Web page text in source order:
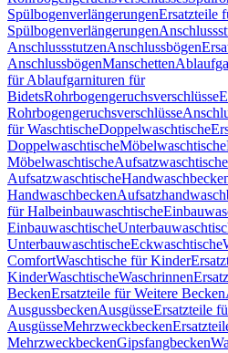
SpülbogenverlängerungenErsatzteile
Spülbogenverlängerungen
AnschlussstutzenAnschlussbögen
AnschlussbögenManschetten
für Ablaufgarnituren für
BidetsRohrbogengeruchsverschlüsse
Rohrbogengeruchsverschlüsse
für WaschtischeDoppelwaschtische
DoppelwaschtischeMöbelwaschtische
MöbelwaschtischeAufsatzwaschtische
Aufsatzwaschtische
Handwaschbecken
für Halbeinbauwaschtische
Einbauwaschtische
UnterbauwaschtischeEckwaschtische
ComfortWaschtische für Kinder
KinderWaschtischeWaschrinnen
BeckenErsatzteile für Weitere Becken
AusgussbeckenAusgüsseErsatzteile
AusgüsseMehrzweckbecken
MehrzweckbeckenGipsfangbecken